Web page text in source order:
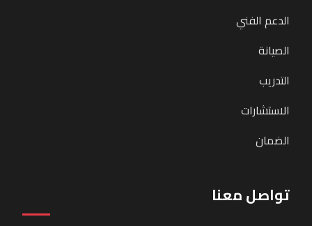
الدعم الفني
الصيانة
التدريب
الاستشارات
الضمان
تواصل معنا